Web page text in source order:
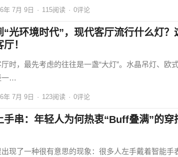
年 7月 9日 · 115阅读 · 0评论
“光环境时代”，现代客厅流行什么灯？
！
时，最先考虑的往往是一盏“大灯”。水晶吊灯、欧
一…
年 7月 9日 · 123阅读 · 0评论
手串：年轻人为何热衷“Buff叠满”的穿
现了一种很有意思的现象：很多人左手戴着智能手